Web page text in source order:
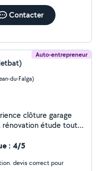
Contacter
Auto-entrepreneur
du-Falga)
clôture garage
: 4/5
devis correct pour